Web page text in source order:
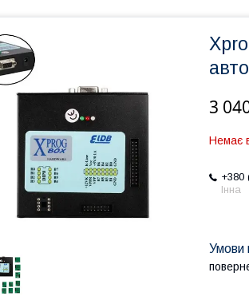
3
Немає
+380
Інна